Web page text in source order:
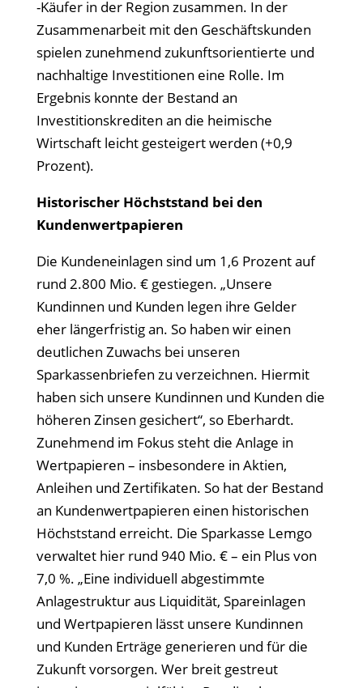
-Käufer in der Region zusammen. In der
Zusammenarbeit mit den Geschäftskunden
spielen zunehmend zukunftsorientierte und
nachhaltige Investitionen eine Rolle. Im
Ergebnis konnte der Bestand an
Investitionskrediten an die heimische
Wirtschaft leicht gesteigert werden (+0,9
Prozent).
Historischer Höchststand bei den
Kundenwertpapieren
Die Kundeneinlagen sind um 1,6 Prozent auf
rund 2.800 Mio. € gestiegen. „Unsere
Kundinnen und Kunden legen ihre Gelder
eher längerfristig an. So haben wir einen
deutlichen Zuwachs bei unseren
Sparkassenbriefen zu verzeichnen. Hiermit
haben sich unsere Kundinnen und Kunden die
höheren Zinsen gesichert“, so Eberhardt.
Zunehmend im Fokus steht die Anlage in
Wertpapieren – insbesondere in Aktien,
Anleihen und Zertifikaten. So hat der Bestand
an Kundenwertpapieren einen historischen
Höchststand erreicht. Die Sparkasse Lemgo
verwaltet hier rund 940 Mio. € – ein Plus von
7,0 %. „Eine individuell abgestimmte
Anlagestruktur aus Liquidität, Spareinlagen
und Wertpapieren lässt unsere Kundinnen
und Kunden Erträge generieren und für die
Zukunft vorsorgen. Wer breit gestreut